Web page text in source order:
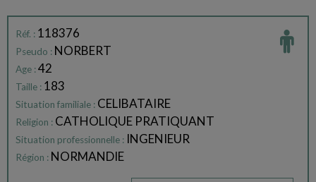
Réf. : 118376
Pseudo : NORBERT
Age :42
Taille : 183
Situation familiale : CELIBATAIRE
Religion : CATHOLIQUE PRATIQUANT
Situation professionnelle : INGENIEUR
Région : NORMANDIE